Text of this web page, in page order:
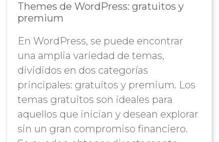
Themes de WordPress: gratuitos y
premium
En WordPress, se puede encontrar
una amplia variedad de temas,
divididos en dos categorías
principales: gratuitos y premium. Los
temas gratuitos son ideales para
aquellos que inician y desean explorar
sin un gran compromiso financiero.